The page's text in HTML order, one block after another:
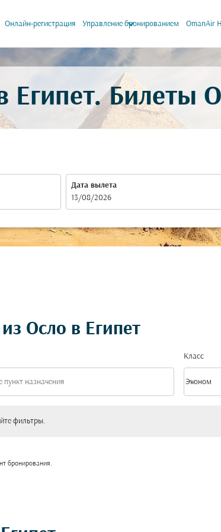
Онлайн-регистрация Управление бронированием
keyboard_arrow_down OmanAir
Египет. Билеты
Дата вылета
fc-booking-departure-date-aria-label
13/08/2026
Осло в Египет
Класс
Класс
Эконом
keyboard_arrow_down
фильтры.
бронирования.